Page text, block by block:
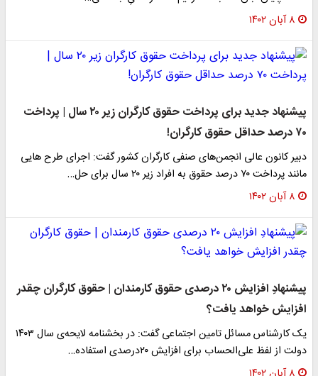
۸ آبان ۱۴۰۲
پیشنهاد جدید برای پرداخت حقوق کارگران زیر ۲۰ سال | پرداخت
۷۰ درصد حداقل حقوق کارگران!
دبیر کانون عالی انجمن‌های صنفی کارگران کشور گفت: اجرای طرح هایی
مانند پرداخت ۷۰ درصد حقوق به افراد زیر ۲۰ سال برای حل…
۸ آبان ۱۴۰۲
پیشنهادِ افزایش ۲۰ درصدی حقوق کارمندان | حقوق کارگران چقدر
افزایش خواهد یافت؟
یک کارشناس مسائل تامین اجتماعی گفت: در بخشنامه لایحه‌ی سال ۱۴۰۳
دولت از لفظ علی‌الحساب برای افزایش ۲۰درصدی استفاده…